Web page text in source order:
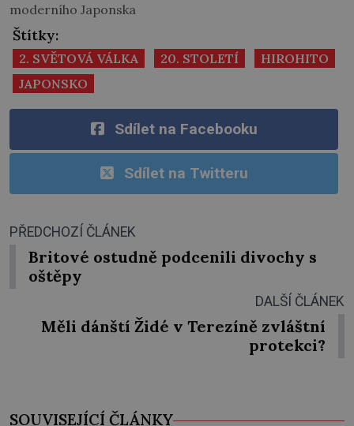
moderního Japonska
Štítky:
2. SVĚTOVÁ VÁLKA 20. STOLETÍ
HIROHITO
JAPONSKO
Sdílet na Facebooku
Sdílet na Twitteru
PŘEDCHOZÍ ČLÁNEK
Britové ostudně podcenili divochy s
oštěpy
DALŠÍ ČLÁNEK
Měli dánští Židé v Terezíně zvláštní
protekci?
SOUVISEJÍCÍ ČLÁNKY